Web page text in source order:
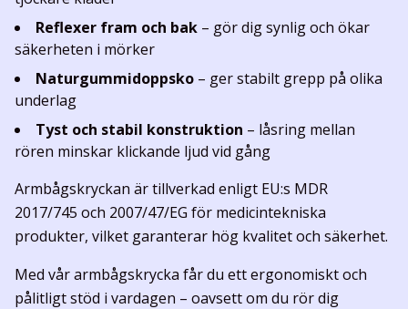
Reflexer fram och bak – gör dig synlig och ökar
säkerheten i mörker
Naturgummidoppsko – ger stabilt grepp på olika
underlag
Tyst och stabil konstruktion – låsring mellan
rören minskar klickande ljud vid gång
Armbågskryckan är tillverkad enligt EU:s MDR
2017/745 och 2007/47/EG för medicintekniska
produkter, vilket garanterar hög kvalitet och säkerhet.
Med vår armbågskrycka får du ett ergonomiskt och
pålitligt stöd i vardagen – oavsett om du rör dig